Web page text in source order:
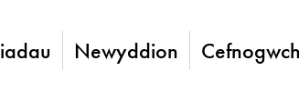
Newyddion Cefnogwch